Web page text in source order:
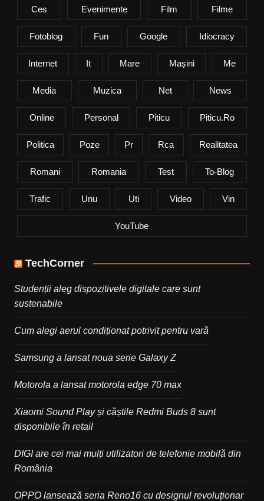
Ces Evenimente Film Filme
Fotoblog Fun Google Idiocracy
Internet It Mare Mașini Me
Media Muzica Net News
Online Personal Piticu Piticu.ro
Politica Poze Pr Rca Realitatea
Romani Romania Test To-Blog
Trafic Unu Uti Video Vin
YouTube
TechCorner
Studenții aleg dispozitivele digitale care sunt
sustenabile
Cum alegi aerul condiționat potrivit pentru vară
Samsung a lansat noua serie Galaxy Z
Motorola a lansat motorola edge 70 max
Xiaomi Sound Play și căștile Redmi Buds 8 sunt
disponibile în retail
DIGI are cei mai mulți utilizatori de telefonie mobilă din
România
OPPO lansează seria Reno16 cu designul revoluționar